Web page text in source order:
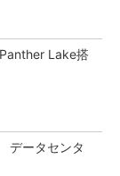
Lake搭
データセンタ